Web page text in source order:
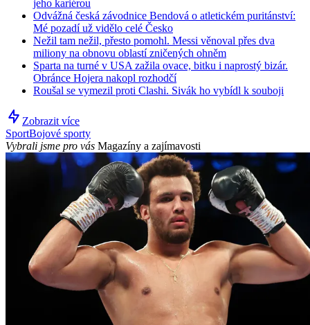
jeho kariérou
Odvážná česká závodnice Bendová o atletickém puritánství:
Mé pozadí už vidělo celé Česko
Nežil tam nežil, přesto pomohl. Messi věnoval přes dva
miliony na obnovu oblastí zničených ohněm
Sparta na turné v USA zažila ovace, bitku i naprostý bizár.
Obránce Hojera nakopl rozhodčí
Roušal se vymezil proti Clashi. Sivák ho vybídl k souboji
Zobrazit více
SportBojové sporty
Vybrali jsme pro vás Magazíny a zajímavosti